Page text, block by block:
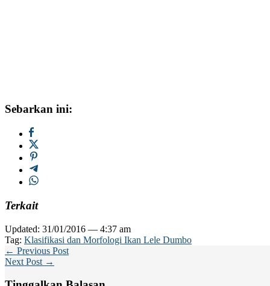
Sebarkan ini:
Terkait
Updated: 31/01/2016 — 4:37 am
Tag: Klasifikasi dan Morfologi Ikan Lele Dumbo
← Previous Post
Next Post →